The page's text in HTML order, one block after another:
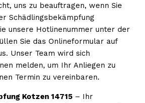
uns zu beauftragen, wenn Sie
Schädlingsbekämpfung
unsere Hotlinenummer unter der
Sie das Onlineformular auf
Unser Team wird sich
melden, um Ihr Anliegen zu
Termin zu vereinbaren.
Kotzen 14715 – Ihr